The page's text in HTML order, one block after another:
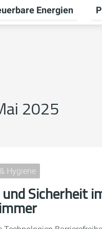
Energien
2025
Hygiene
Sicherheit